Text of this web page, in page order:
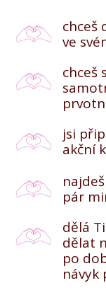
chceš
ve
chceš
jsi
akční
pár
dělá
dělat
po
návyk